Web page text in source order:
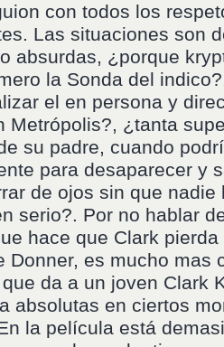
con todos los
Las situaciones son
absurdas, ¿porque
la Sonda del
el en persona y
Metrópolis?, ¿tanta
su padre, cuando
para desaparecer y
de ojos sin que
serio?. Por no hablar
hace que Clark
Donner, es mucho mas
da a un joven Clark
absolutas en ciertos
la película está